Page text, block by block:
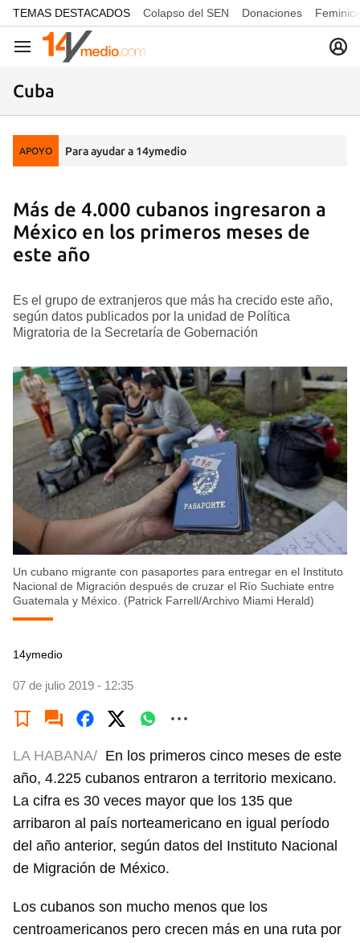
common.go-to-content
TEMAS DESTACADOS Colapso del SEN Donaciones
Navegación
Cuba
APOYO Para ayudar a 14ymedio
Más de 4.000 cubanos ingresaron a
México en los primeros meses de
este año
Es el grupo de extranjeros que más ha crecido este año,
según datos publicados por la unidad de Política
Migratoria de la Secretaría de Gobernación
Un cubano migrante con pasaportes para entregar en el Instituto
Nacional de Migración después de cruzar el Río Suchiate entre
Guatemala y México. (Patrick Farrell/Archivo Miami Herald)
14ymedio
07 de julio 2019 - 12:35
LA HABANA/ En los primeros cinco meses de este
año, 4.225 cubanos entraron a territorio mexicano.
La cifra es 30 veces mayor que los 135 que
arribaron al país norteamericano en igual período
del año anterior, según datos del Instituto Nacional
de Migración de México.
Los cubanos son mucho menos que los
centroamericanos pero crecen más en una ruta por